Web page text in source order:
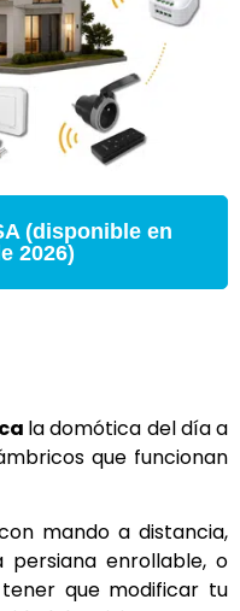
(disponible en
2026)
la domótica del día a
que funcionan
mando a distancia,
enrollable, o
que modificar tu